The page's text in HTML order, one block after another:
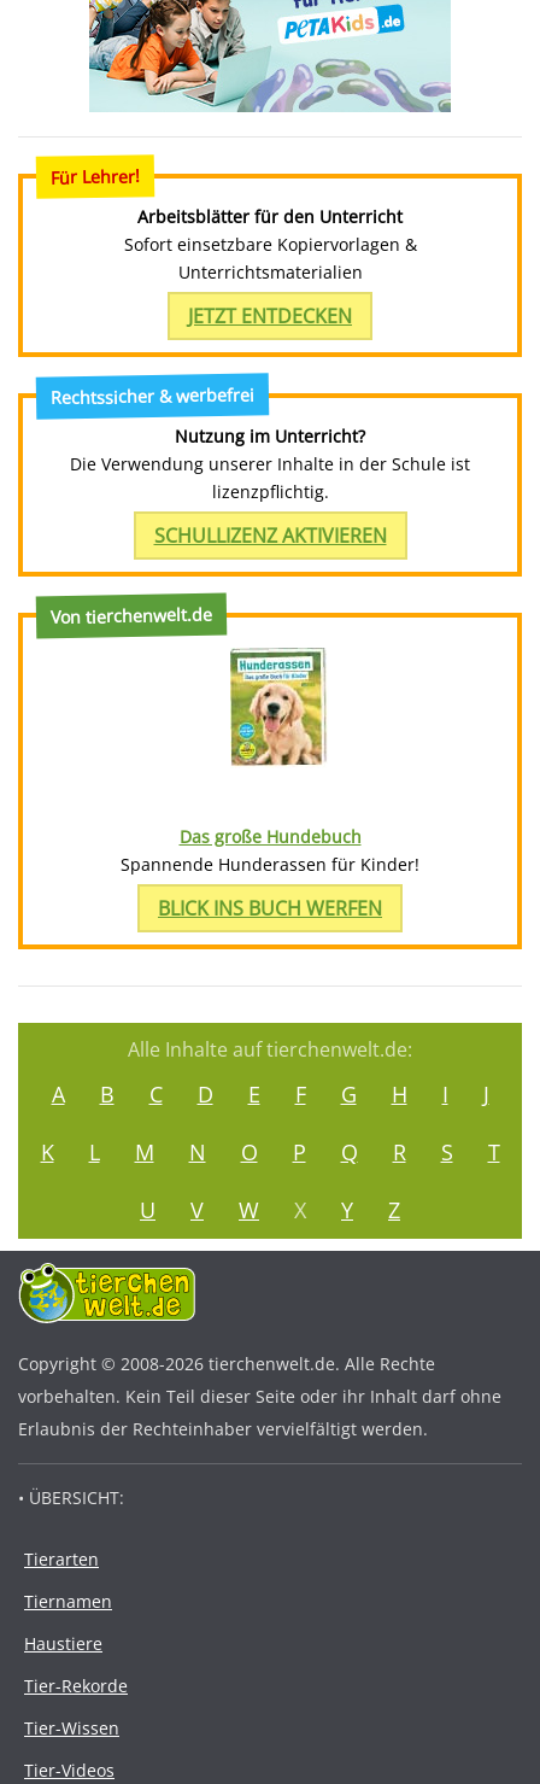
Für Lehrer!
Arbeitsblätter für den Unterricht
Sofort einsetzbare Kopiervorlagen &
Unterrichtsmaterialien
JETZT ENTDECKEN
Rechtssicher & werbefrei
Nutzung im Unterricht?
Die Verwendung unserer Inhalte in der Schule ist
lizenzpflichtig.
SCHULLIZENZ AKTIVIEREN
Von tierchenwelt.de
Das große Hundebuch
Spannende Hunderassen für Kinder!
BLICK INS BUCH WERFEN
Alle Inhalte auf tierchenwelt.de:
A B C D E F G H I
J
K
L M N O P Q R S
T
U
V W X Y Z
Copyright © 2008-2026 tierchenwelt.de. Alle Rechte
vorbehalten. Kein Teil dieser Seite oder ihr Inhalt darf ohne
Erlaubnis der Rechteinhaber vervielfältigt werden.
• ÜBERSICHT:
Tierarten
Tiernamen
Haustiere
Tier-Rekorde
Tier-Wissen
Tier-Videos